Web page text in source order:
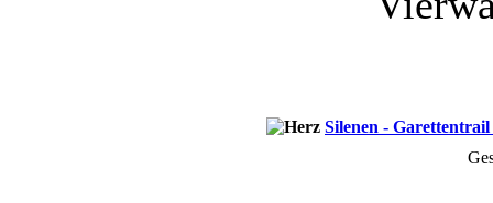
Silenen -